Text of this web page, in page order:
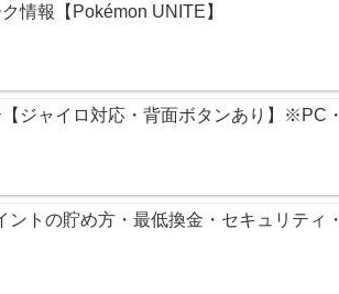
情報【Pokémon UNITE】
ジャイロ対応・背面ボタンあり】※PC・
トの貯め方・最低換金・セキュリティ・